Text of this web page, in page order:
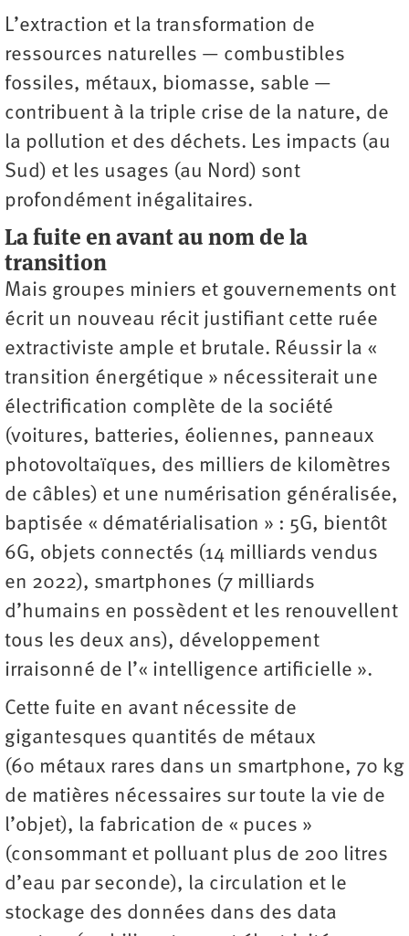
L’extraction et la transformation de
ressources naturelles — combustibles
fossiles, métaux, biomasse, sable —
contribuent à la triple crise de la nature, de
la pollution et des déchets. Les impacts (au
Sud) et les usages (au Nord) sont
profondément inégalitaires.
La fuite en avant au nom de la
transition
Mais groupes miniers et gouvernements ont
écrit un nouveau récit justifiant cette ruée
extractiviste ample et brutale. Réussir la «
transition énergétique » nécessiterait une
électrification complète de la société
(voitures, batteries, éoliennes, panneaux
photovoltaïques, des milliers de kilomètres
de câbles) et une numérisation généralisée,
baptisée « dématérialisation » : 5G, bientôt
6G, objets connectés (14 milliards vendus
en 2022), smartphones (7 milliards
d’humains en possèdent et les renouvellent
tous les deux ans), développement
irraisonné de l’­« ­intelligence artificielle ».
Cette fuite en avant nécessite de
gigantesques quantités de métaux
(60 métaux rares dans un smartphone, 70 kg
de matières nécessaires sur toute la vie de
l’objet), la fabrication de « puces »
(consommant et polluant plus de 200 litres
d’eau par seconde), la circulation et le
stockage des données dans des data